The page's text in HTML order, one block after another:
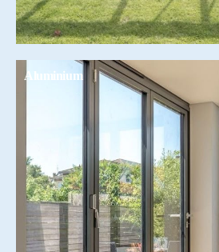
Aluminium